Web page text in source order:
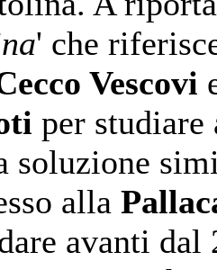
' che
Vescovi
per studiare
soluzione
alla
avanti dal